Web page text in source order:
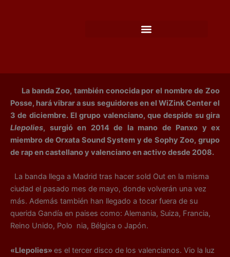
La banda Zoo, también conocida por el nombre de Zoo
Posse, hará vibrar a sus seguidores en el WiZink Center el
3 de diciembre. El grupo valenciano, que despide su gira
Llepolies, surgió en 2014 de la mano de Panxo y ex
miembro de Orxata Sound System y de Sophy Zoo, grupo
de rap en castellano y valenciano en activo desde 2008.
La banda llega a Madrid tras hacer sold Out en la misma
ciudad el pasado mes de mayo, donde volverán una vez
más. Además también han llegado a tocar fuera de su
querida Gandía en paises como: Alemania, Suiza, Francia,
Reino Unido, Polo nia, Bélgica o Japón.
«Llepolies» es el tercer disco de los valencianos. Vio la luz